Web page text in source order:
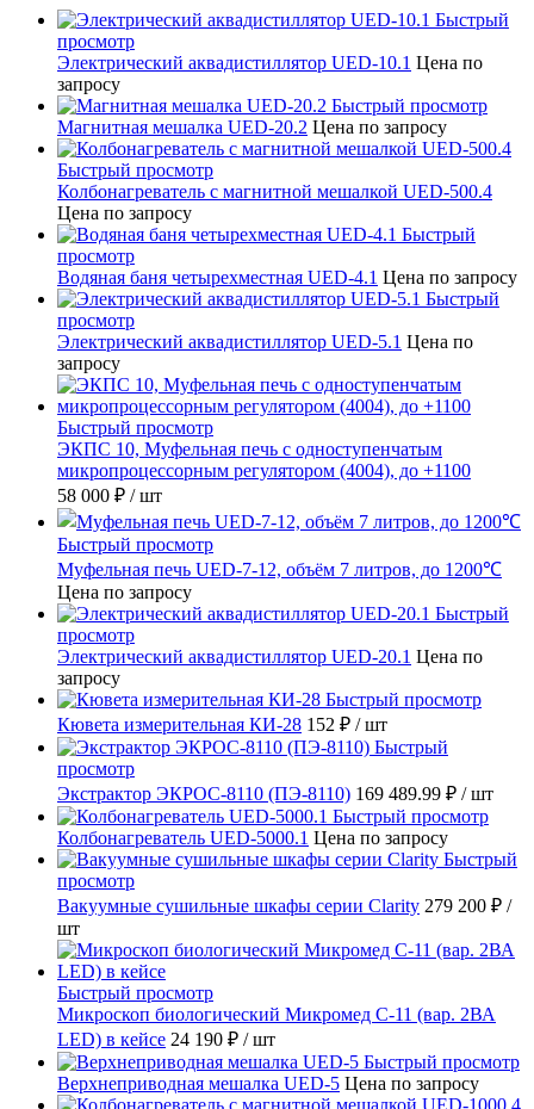
Быстрый
просмотр
Электрический аквадистиллятор UED-10.1 Цена по
запросу
Быстрый просмотр
Магнитная мешалка UED-20.2 Цена по запросу
Быстрый просмотр
Колбонагреватель с магнитной мешалкой UED-500.4
Цена по запросу
Быстрый
просмотр
Водяная баня четырехместная UED-4.1 Цена по запросу
Быстрый
просмотр
Электрический аквадистиллятор UED-5.1 Цена по
запросу
Быстрый просмотр
ЭКПС 10, Муфельная печь с одноступенчатым
микропроцессорным регулятором (4004), до +1100
58 000 ₽ / шт
Быстрый просмотр
Муфельная печь UED-7-12, объём 7 литров, до 1200℃
Цена по запросу
Быстрый
просмотр
Электрический аквадистиллятор UED-20.1 Цена по
запросу
Быстрый просмотр
Кювета измерительная КИ-28 152 ₽ / шт
Быстрый
просмотр
Экстрактор ЭКРОС-8110 (ПЭ-8110) 169 489.99 ₽ / шт
Быстрый просмотр
Колбонагреватель UED-5000.1 Цена по запросу
Быстрый
просмотр
Вакуумные сушильные шкафы серии Clarity 279 200 ₽ /
шт
Быстрый просмотр
Микроскоп биологический Микромед С-11 (вар. 2ВА
LED) в кейсе 24 190 ₽ / шт
Быстрый просмотр
Верхнеприводная мешалка UED-5 Цена по запросу